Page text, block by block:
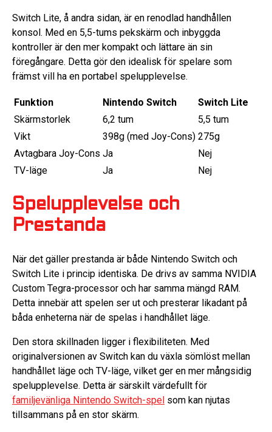
Switch Lite, å andra sidan, är en renodlad handhållen
konsol. Med en 5,5-tums pekskärm och inbyggda
kontroller är den mer kompakt och lättare än sin
föregångare. Detta gör den idealisk för spelare som
främst vill ha en portabel spelupplevelse.
Funktion Nintendo Switch
Switch Lite
Skärmstorlek
6,2 tum
5,5 tum
Vikt
398g (med Joy-Cons) 275g
Avtagbara Joy-Cons Ja
Nej
TV-läge
Ja Nej
Spelupplevelse och
Prestanda
När det gäller prestanda är både Nintendo Switch och
Switch Lite i princip identiska. De drivs av samma NVIDIA
Custom Tegra-processor och har samma mängd RAM.
Detta innebär att spelen ser ut och presterar likadant på
båda enheterna när de spelas i handhållet läge.
Den stora skillnaden ligger i flexibiliteten. Med
originalversionen av Switch kan du växla sömlöst mellan
handhållet läge och TV-läge, vilket ger en mer mångsidig
spelupplevelse. Detta är särskilt värdefullt för
familjevänliga Nintendo Switch-spel som kan njutas
tillsammans på en stor skärm.